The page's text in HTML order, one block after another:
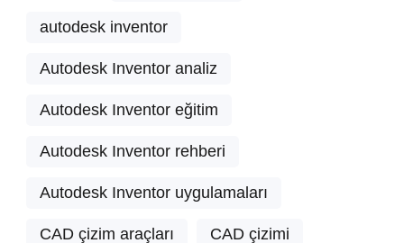
autodesk inventor
Autodesk Inventor analiz
Autodesk Inventor eğitim
Autodesk Inventor rehberi
Autodesk Inventor uygulamaları
CAD çizim araçları CAD çizimi